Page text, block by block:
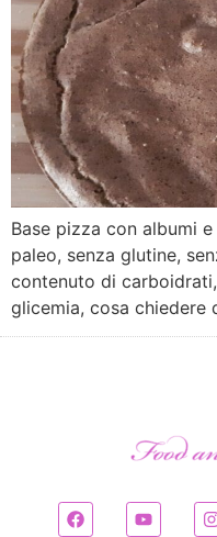
Base pizza con albumi
paleo, senza glutine,
contenuto di
glicemia, cosa chiedere